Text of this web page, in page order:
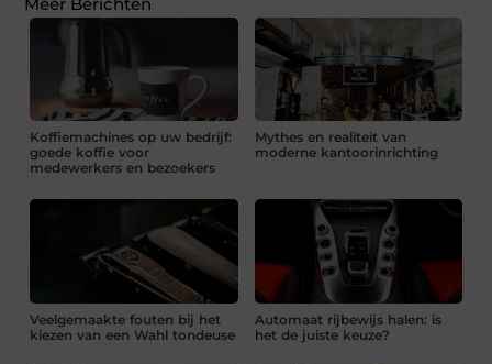
Koffiemachines op uw bedrijf:
goede koffie voor
medewerkers en bezoekers
Mythes en realiteit van
moderne kantoorinrichting
Veelgemaakte fouten bij het
kiezen van een Wahl tondeuse
Automaat rijbewijs halen: is
het de juiste keuze?